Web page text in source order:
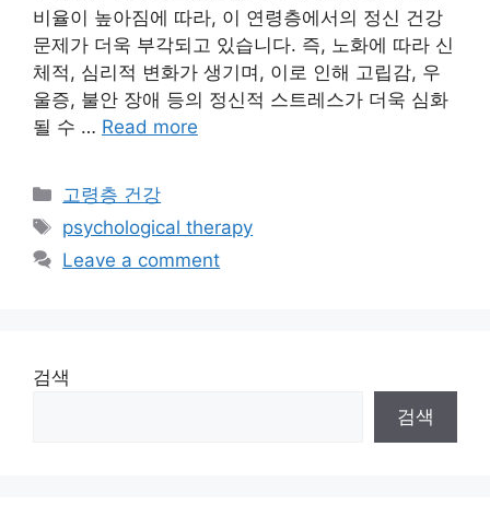
비율이 높아짐에 따라, 이 연령층에서의 정신 건강
문제가 더욱 부각되고 있습니다. 즉, 노화에 따라 신
체적, 심리적 변화가 생기며, 이로 인해 고립감, 우
울증, 불안 장애 등의 정신적 스트레스가 더욱 심화
될 수 … Read more
Categories
고령층 건강
Tags
psychological therapy
Leave a comment
검색
검색